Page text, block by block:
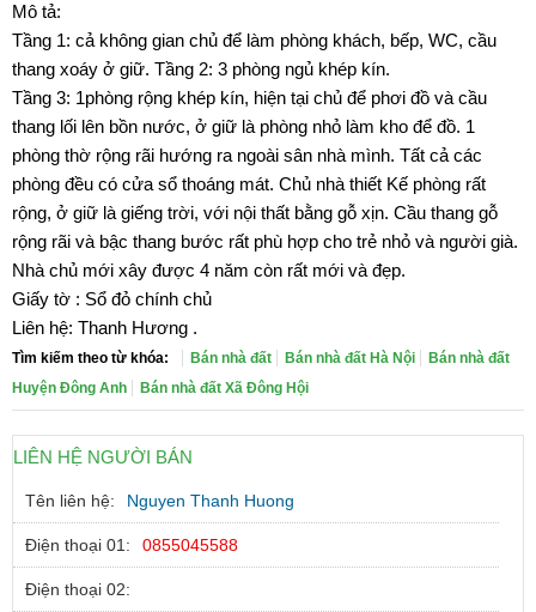
Mô tả:
Tầng 1: cả không gian chủ để làm phòng khách, bếp, WC, cầu
thang xoáy ở giữ. Tầng 2: 3 phòng ngủ khép kín.
Tầng 3: 1phòng rộng khép kín, hiện tại chủ để phơi đồ và cầu
thang lối lên bồn nước, ở giữ là phòng nhỏ làm kho để đồ. 1
phòng thờ rộng rãi hướng ra ngoài sân nhà mình. Tất cả các
phòng đều có cửa sổ thoáng mát. Chủ nhà thiết Kế phòng rất
rộng, ở giữ là giếng trời, với nội thất bằng gỗ xịn. Cầu thang gỗ
rộng rãi và bậc thang bước rất phù hợp cho trẻ nhỏ và người già.
Nhà chủ mới xây được 4 năm còn rất mới và đẹp.
Giấy tờ : Sổ đỏ chính chủ
Liên hệ: Thanh Hương .
Tìm kiếm theo từ khóa: Bán nhà đất Bán nhà đất Hà Nội
Bán nhà đất
Huyện Đông Anh
Bán nhà đất Xã Đông Hội
LIÊN HỆ NGƯỜI BÁN
Tên liên hệ: Nguyen Thanh Huong
Điện thoại 01: 0855045588
Điện thoại 02: